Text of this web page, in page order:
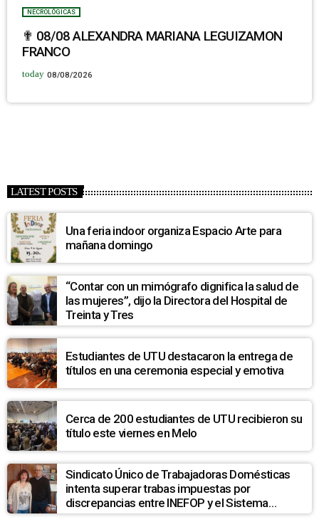
NECROLÓGICAS
✟ 08/08 ALEXANDRA MARIANA LEGUIZAMON
FRANCO
today 08/08/2026
LATEST POSTS
Una feria indoor organiza Espacio Arte para
mañana domingo
“Contar con un mimógrafo dignifica la salud de
las mujeres”, dijo la Directora del Hospital de
Treinta y Tres
Estudiantes de UTU destacaron la entrega de
títulos en una ceremonia especial y emotiva
Cerca de 200 estudiantes de UTU recibieron su
título este viernes en Melo
Sindicato Único de Trabajadoras Domésticas
intenta superar trabas impuestas por
discrepancias entre INEFOP y el Sistema
Nacional de Cuidados